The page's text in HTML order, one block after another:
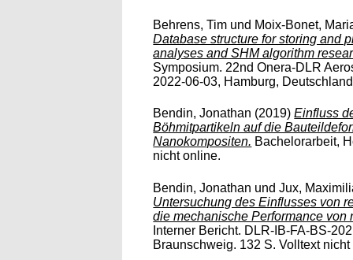
Behrens, Tim und Moix-Bonet,
Database structure for storing and
analyses and SHM algorithm
Symposium. 22nd Onera-DLR
2022-06-03, Hamburg,
Bendin, Jonathan (2019)Einfluss
Böhmitpartikeln auf die
Nanokompositen. Bachelorarbeit,
nicht online.
Bendin, Jonathan undJux,
Untersuchung des Einflusses von
die mechanische Performance von
Interner Bericht. DLR-IB-FA-BS-
Braunschweig. 132 S. Volltext nicht